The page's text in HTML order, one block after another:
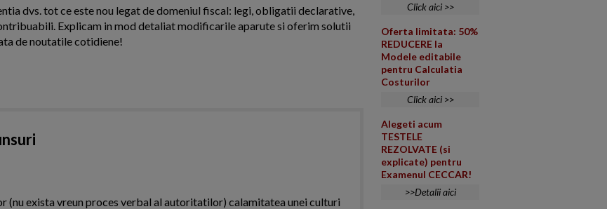
dvs. tot ce este nou legat de domeniul fiscal: legi, obligatii declarative,
Explicam in mod detaliat modificarile aparute si oferim solutii
de noutatile cotidiene!
(nu exista vreun proces verbal al autoritatilor) calamitatea unei culturi
Click aici >>
Oferta limitata: 50%
REDUCERE la
Modele editabile
pentru Calculatia
Costurilor
Click aici >>
Alegeti acum
TESTELE
REZOLVATE (si
explicate) pentru
Examenul CECCAR!
>>Detalii aici